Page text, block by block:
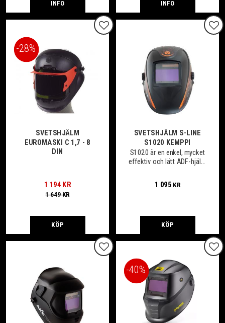
INFO INFO
SVETSHJÄLM
EUROMASKI C 1,7 - 8
DIN
1 194 KR
1 649KR
28%
Lägg till i favoriter
KÖP
SVETSHJÄLM S-LINE
S1020 KEMPPI
S1020 är en enkel, mycket
effektiv och lätt ADF-hjälm
1 095KR
KÖP
Lägg till i favoriter
40%